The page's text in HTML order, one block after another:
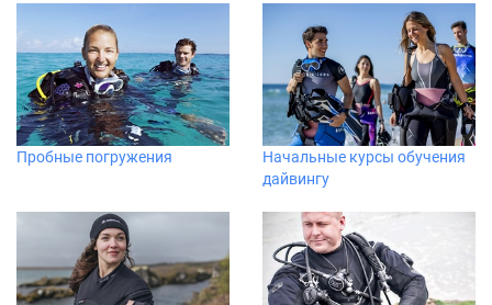
Пробные погружения
Начальные курсы обучения
дайвингу